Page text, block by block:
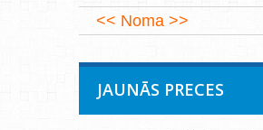
Noma
JAUNĀS PRECES